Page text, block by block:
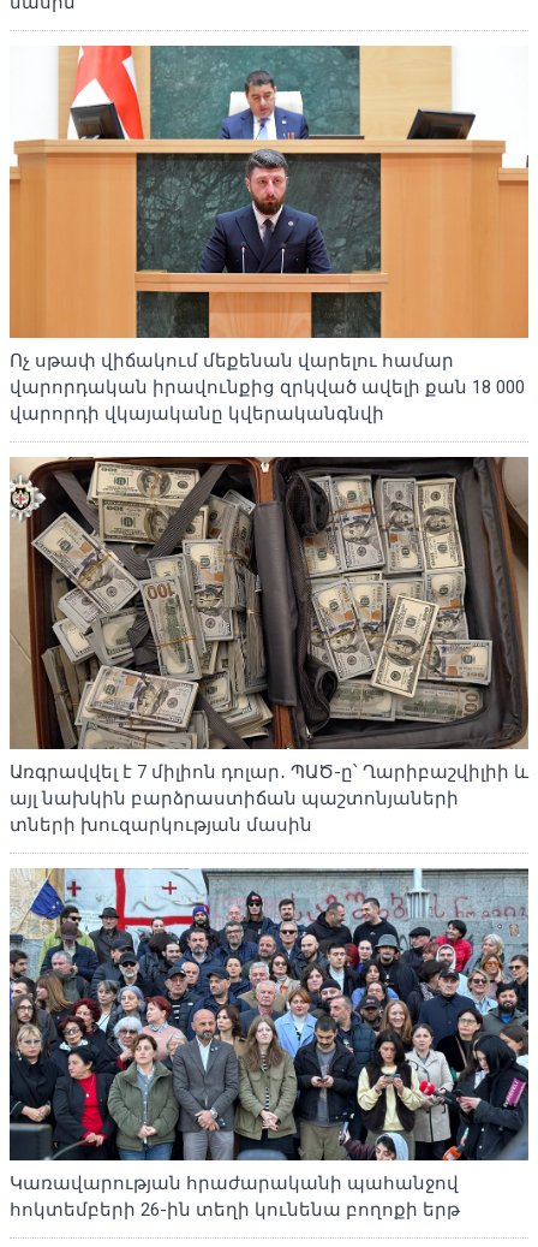
Ոչ սթափ վիճակում մեքենան վարելու համար
վարորդական իրավունքից զրկված ավելի քան 18 000
վարորդի վկայականը կվերականգնվի
Առգրավվել է 7 միլիոն դոլար․ ՊԱԾ-ը՝ Ղարիբաշվիլիի և
այլ նախկին բարձրաստիճան պաշտոնյաների
տների խուզարկության մասին
Կառավարության հրաժարականի պահանջով
հոկտեմբերի 26-ին տեղի կունենա բողոքի երթ